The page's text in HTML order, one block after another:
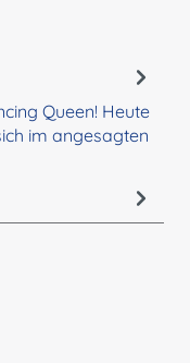
Queen! Heute
im angesagten